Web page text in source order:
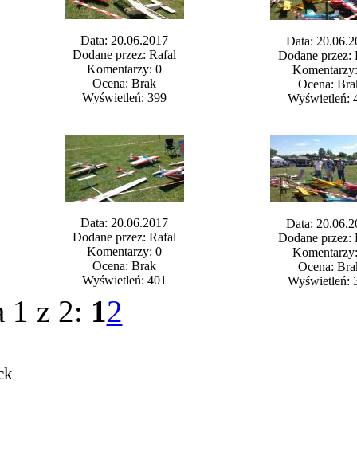
Data: 20.06.2017
Dodane przez: Rafal
Komentarzy: 0
Ocena: Brak
Wyświetleń: 399
Data:
Dodane przez:
Ocena:
Wyświetleń:
Data: 20.06.2017
Dodane przez: Rafal
Komentarzy: 0
Ocena: Brak
Wyświetleń: 401
Data:
Dodane przez:
Ocena:
Wyświetleń:
1 z 2: 12